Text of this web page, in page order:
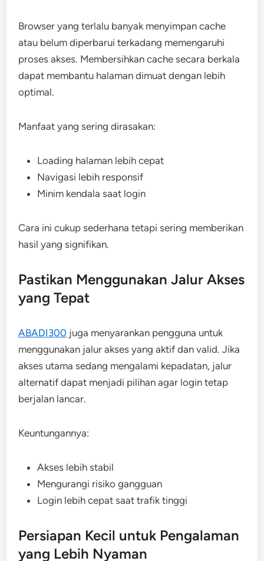
Browser yang terlalu banyak menyimpan cache
atau belum diperbarui terkadang memengaruhi
proses akses. Membersihkan cache secara berkala
dapat membantu halaman dimuat dengan lebih
optimal.
Manfaat yang sering dirasakan:
Loading halaman lebih cepat
Navigasi lebih responsif
Minim kendala saat login
Cara ini cukup sederhana tetapi sering memberikan
hasil yang signifikan.
Pastikan Menggunakan Jalur Akses
yang Tepat
ABADI300 juga menyarankan pengguna untuk
menggunakan jalur akses yang aktif dan valid. Jika
akses utama sedang mengalami kepadatan, jalur
alternatif dapat menjadi pilihan agar login tetap
berjalan lancar.
Keuntungannya:
Akses lebih stabil
Mengurangi risiko gangguan
Login lebih cepat saat trafik tinggi
Persiapan Kecil untuk Pengalaman
yang Lebih Nyaman